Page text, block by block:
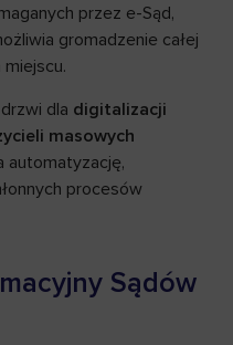
przez e-Sąd,
gromadzenie całej
dla digitalizacji
masowych
automatyzację,
procesów
Sądów